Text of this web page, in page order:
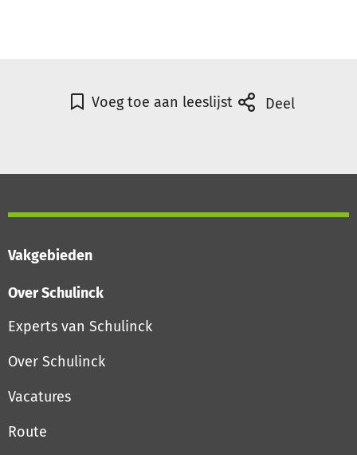
Voeg toe aan leeslijst Deel
Vakgebieden
Over Schulinck
Experts van Schulinck
Over Schulinck
Vacatures
Route